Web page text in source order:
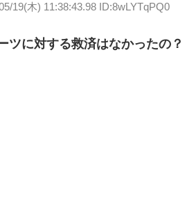
19(木) 11:38:43.98 ID:8wLYTqPQ0
ツに対する救済はなかったの？